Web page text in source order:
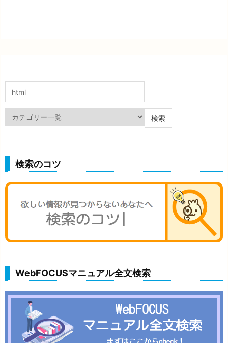
検索のコツ
WebFOCUSマニュアル全文検索